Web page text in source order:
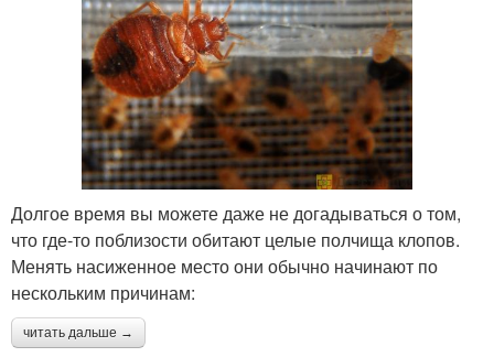
Долгое время вы можете даже не догадываться о том,
что где-то поблизости обитают целые полчища клопов.
Менять насиженное место они обычно начинают по
нескольким причинам:
читать дальше →